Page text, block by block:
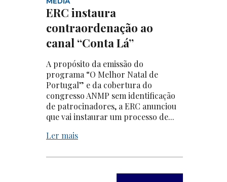
ERC instaura
contraordenação ao
canal “Conta Lá”
A propósito da emissão do
programa “O Melhor Natal de
Portugal” e da cobertura do
congresso ANMP sem identificação
de patrocinadores, a ERC anunciou
que vai instaurar um processo de...
Ler mais